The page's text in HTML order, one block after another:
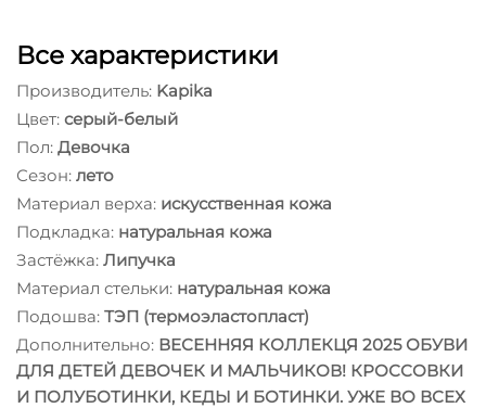
Все характеристики
Производитель: Kapika
Цвет: серый-белый
Пол: Девочка
Сезон: лето
Материал верха: искусственная кожа
Подкладка: натуральная кожа
Застёжка: Липучка
Материал стельки: натуральная кожа
Подошва: ТЭП (термоэластопласт)
Дополнительно: ВЕСЕННЯЯ КОЛЛЕКЦЯ 2025 ОБУВИ
ДЛЯ ДЕТЕЙ ДЕВОЧЕК И МАЛЬЧИКОВ! КРОССОВКИ
И ПОЛУБОТИНКИ, КЕДЫ И БОТИНКИ. УЖЕ ВО ВСЕХ